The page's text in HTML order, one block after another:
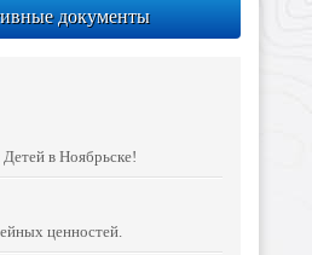
документы
в Ноябрьске!
ценностей.